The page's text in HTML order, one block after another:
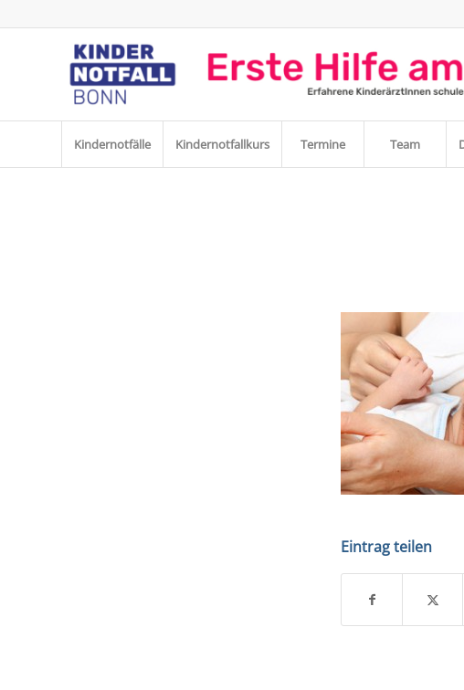
Kindernotfälle Kindernotfallkurs Termine Team
Eintrag teilen